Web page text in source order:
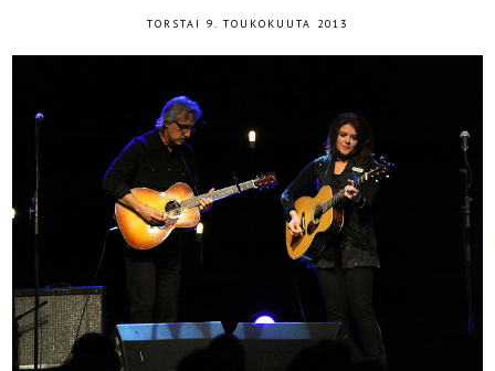
TORSTAI 9. TOUKOKUUTA 2013